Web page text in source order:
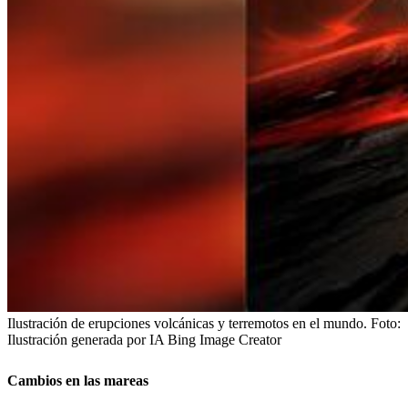
Ilustración de erupciones volcánicas y terremotos en el mundo. Foto:
Ilustración generada por IA Bing Image Creator
Cambios en las mareas